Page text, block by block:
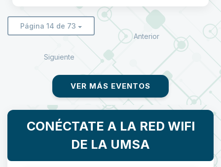
Página 14 de 73
Anterior
Siguiente
VER MÁS EVENTOS
CONÉCTATE A LA RED WIFI
DE LA UMSA